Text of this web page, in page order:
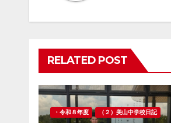
ョ
ン
RELATED POST
・令和８年度 （２）美山中学校日記